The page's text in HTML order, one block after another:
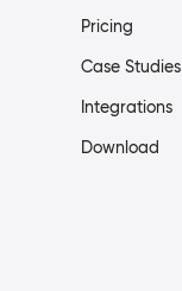
Pricing
Case Studies
Integrations
Download